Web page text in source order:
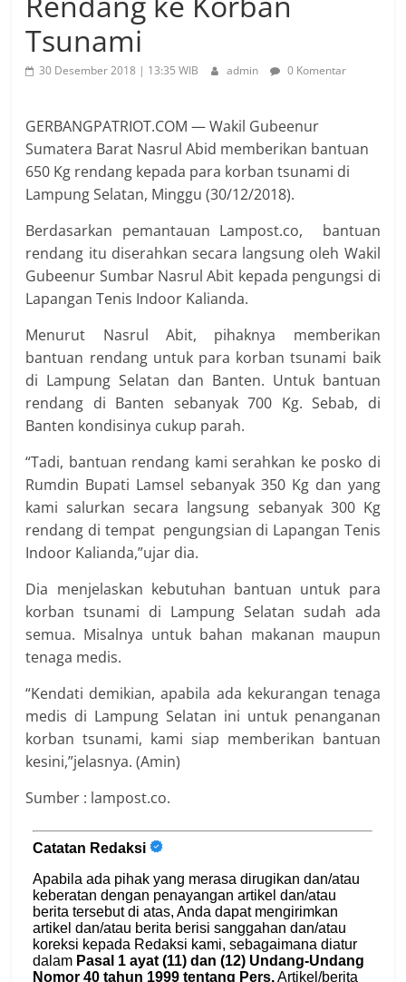
Tsunami
30 Desember 2018 | 13:35 WIB admin 0 Komentar
GERBANGPATRIOT.COM — Wakil Gubeenur
Sumatera Barat Nasrul Abid memberikan bantuan
650 Kg rendang kepada para korban tsunami di
Lampung Selatan, Minggu (30/12/2018).
Berdasarkan pemantauan Lampost.co, bantuan
rendang itu diserahkan secara langsung oleh Wakil
Gubeenur Sumbar Nasrul Abit kepada pengungsi di
Lapangan Tenis Indoor Kalianda.
Menurut Nasrul Abit, pihaknya memberikan
bantuan rendang untuk para korban tsunami baik
di Lampung Selatan dan Banten. Untuk bantuan
rendang di Banten sebanyak 700 Kg. Sebab, di
Banten kondisinya cukup parah.
“Tadi, bantuan rendang kami serahkan ke posko di
Rumdin Bupati Lamsel sebanyak 350 Kg dan yang
kami salurkan secara langsung sebanyak 300 Kg
rendang di tempat pengungsian di Lapangan Tenis
Indoor Kalianda,”ujar dia.
Dia menjelaskan kebutuhan bantuan untuk para
korban tsunami di Lampung Selatan sudah ada
semua. Misalnya untuk bahan makanan maupun
tenaga medis.
“Kendati demikian, apabila ada kekurangan tenaga
medis di Lampung Selatan ini untuk penanganan
korban tsunami, kami siap memberikan bantuan
kesini,”jelasnya. (Amin)
Sumber : lampost.co.